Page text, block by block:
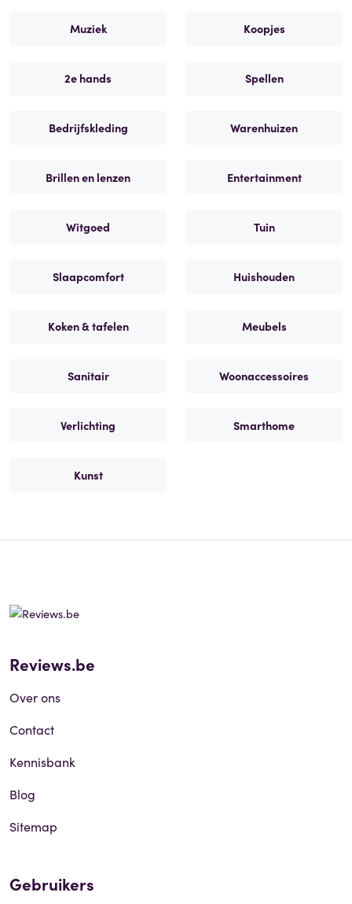
Muziek Koopjes
2e hands Spellen
Bedrijfskleding Warenhuizen
Brillen en lenzen Entertainment
Witgoed Tuin
Slaapcomfort Huishouden
Koken & tafelen Meubels
Sanitair Woonaccessoires
Verlichting Smarthome
Kunst
Reviews.be
Over ons
Contact
Kennisbank
Blog
Sitemap
Gebruikers